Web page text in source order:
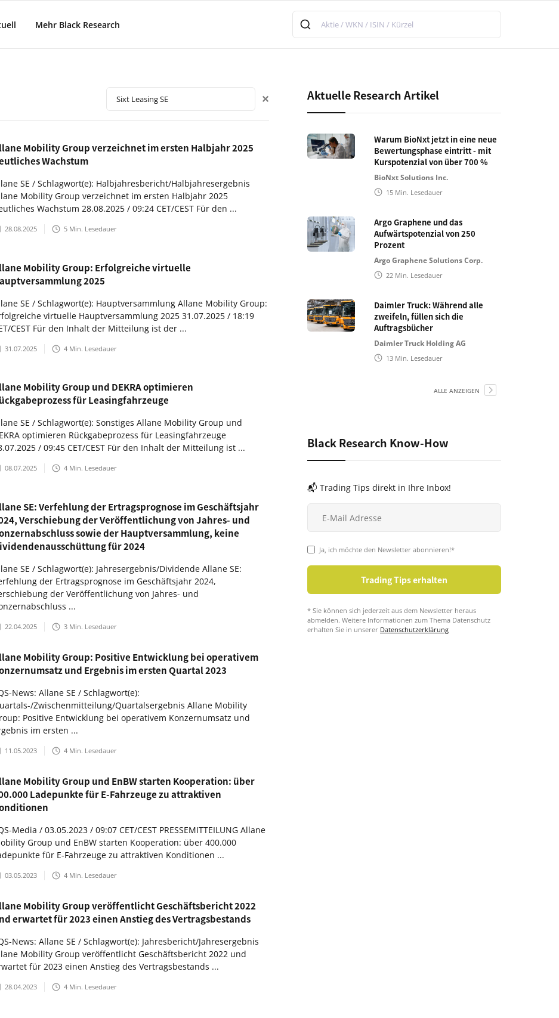
Mehr Black Research
✕
Mobility Group verzeichnet im ersten Halbjahr 2025
Wachstum
SE / Schlagwort(e): Halbjahresbericht/Halbjahresergebnis
Mobility Group verzeichnet im ersten Halbjahr 2025
Wachstum 28.08.2025 / 09:24 CET/CEST Für den ...
28.08.2025 5 Min. Lesedauer
Mobility Group: Erfolgreiche virtuelle
2025
SE / Schlagwort(e): Hauptversammlung Allane Mobility Group:
virtuelle Hauptversammlung 2025 31.07.2025 / 18:19
CEST Für den Inhalt der Mitteilung ist der ...
31.07.2025 4 Min. Lesedauer
Mobility Group und DEKRA optimieren
für Leasingfahrzeuge
SE / Schlagwort(e): Sonstiges Allane Mobility Group und
optimieren Rückgabeprozess für Leasingfahrzeuge
/ 09:45 CET/CEST Für den Inhalt der Mitteilung ist ...
08.07.2025 4 Min. Lesedauer
SE: Verfehlung der Ertragsprognose im Geschäftsjahr
Verschiebung der Veröffentlichung von Jahres- und
sowie der Hauptversammlung, keine
für 2024
SE / Schlagwort(e): Jahresergebnis/Dividende Allane SE:
der Ertragsprognose im Geschäftsjahr 2024,
der Veröffentlichung von Jahres- und
...
22.04.2025 3 Min. Lesedauer
Mobility Group: Positive Entwicklung bei operativem
und Ergebnis im ersten Quartal 2023
News: Allane SE / Schlagwort(e):
Zwischenmitteilung/Quartalsergebnis Allane Mobility
Positive Entwicklung bei operativem Konzernumsatz und
im ersten ...
11.05.2023 4 Min. Lesedauer
Mobility Group und EnBW starten Kooperation: über
Ladepunkte für E-Fahrzeuge zu attraktiven
Media / 03.05.2023 / 09:07 CET/CEST PRESSEMITTEILUNG Allane
Group und EnBW starten Kooperation: über 400.000
für E-Fahrzeuge zu attraktiven Konditionen ...
03.05.2023 4 Min. Lesedauer
Mobility Group veröffentlicht Geschäftsbericht 2022
erwartet für 2023 einen Anstieg des Vertragsbestands
News: Allane SE / Schlagwort(e): Jahresbericht/Jahresergebnis
Mobility Group veröffentlicht Geschäftsbericht 2022 und
für 2023 einen Anstieg des Vertragsbestands ...
28.04.2023 4 Min. Lesedauer
Aktuelle Research Artikel
Warum BioNxt jetzt in eine neue
Bewertungsphase eintritt - mit
Kurspotenzial von über 700 %
BioNxt Solutions Inc.
15 Min. Lesedauer
Argo Graphene und das
Aufwärtspotenzial von 250
Prozent
Argo Graphene Solutions Corp.
22 Min. Lesedauer
Daimler Truck: Während alle
zweifeln, füllen sich die
Auftragsbücher
Daimler Truck Holding AG
13 Min. Lesedauer
ALLE ANZEIGEN
Black Research Know-How
📬 Trading Tips direkt in Ihre Inbox!
Ja, ich möchte den Newsletter abonnieren!*
* Sie können sich jederzeit aus dem Newsletter heraus
abmelden. Weitere Informationen zum Thema Datenschutz
erhalten Sie in unserer Datenschutzerklärung